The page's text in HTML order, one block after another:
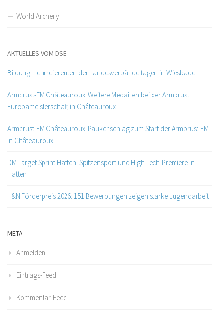
World Archery
AKTUELLES VOM DSB
Bildung: Lehrreferenten der Landesverbände tagen in Wiesbaden
Armbrust-EM Châteauroux: Weitere Medaillen bei der Armbrust
Europameisterschaft in Châteauroux
Armbrust-EM Châteauroux: Paukenschlag zum Start der Armbrust-EM
in Châteauroux
DM Target Sprint Hatten: Spitzensport und High-Tech-Premiere in
Hatten
H&N Förderpreis 2026: 151 Bewerbungen zeigen starke Jugendarbeit
META
Anmelden
Eintrags-Feed
Kommentar-Feed